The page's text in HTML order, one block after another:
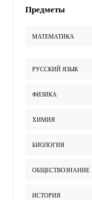
Предметы
МАТЕМАТИКА
РУССКИЙ ЯЗЫК
ФИЗИКА
ХИМИЯ
БИОЛОГИЯ
ОБЩЕСТВОЗНАНИЕ
ИСТОРИЯ